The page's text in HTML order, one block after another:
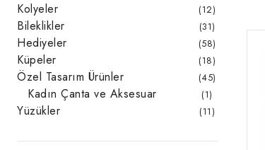
Kolyeler 1212
ürün
Bileklikler 3131
ürün
Hediyeler 5858
ürün
Küpeler 1818
ürün
Özel Tasarım Ürünler 4545
Kadın Çanta ve Aksesuar 11
ürün
Yüzükler 1111